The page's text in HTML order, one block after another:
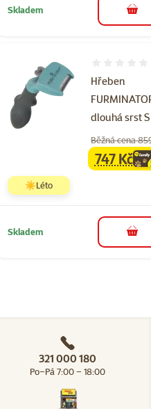
Skladem do
Hřeben
dlouhá srst S
Běžná cena
family
747 Kč
☀️Léto
Skladem do
321 000 180
Po–Pá 7:00 – 18:00